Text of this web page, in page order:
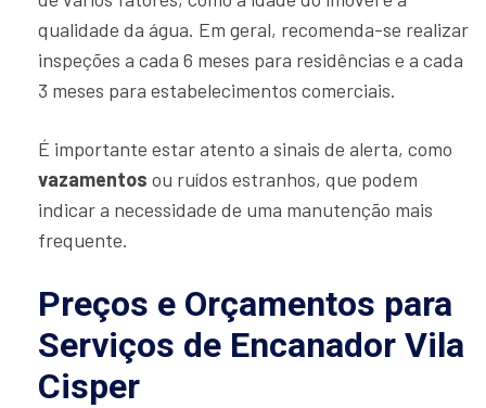
qualidade da água. Em geral, recomenda-se realizar
inspeções a cada 6 meses para residências e a cada
3 meses para estabelecimentos comerciais.
É importante estar atento a sinais de alerta, como
vazamentos ou ruídos estranhos, que podem
indicar a necessidade de uma manutenção mais
frequente.
Preços e Orçamentos para
Serviços de Encanador Vila
Cisper